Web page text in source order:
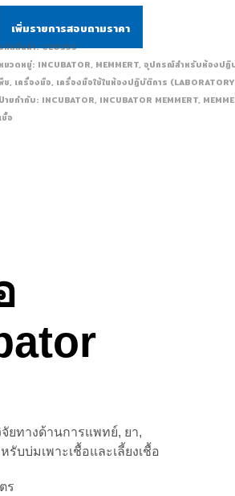
เพิ่มรายการสอบถามราคา
หัสสินค้า:CE0353
หมวดหมู่: INCUBATOR, MEMMERT, อุปกรณ์สำหรับห้องปฏิบั
ช, เครื่องมือ, เครื่องมือใช้ในห้องปฏิบัติการ
ายกำกับ: INCUBATOR, INCUBATOR MEMMERT,
เชื้อ
ยทางด้านการแพทย์, ยา,
บบ่มเพาะเชื้อและเลี้ยงเชื้อ
ร